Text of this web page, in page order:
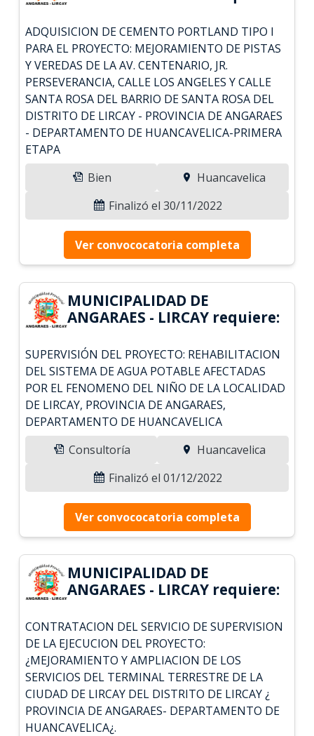
ADQUISICION DE CEMENTO PORTLAND TIPO I
PARA EL PROYECTO: MEJORAMIENTO DE PISTAS
Y VEREDAS DE LA AV. CENTENARIO, JR.
PERSEVERANCIA, CALLE LOS ANGELES Y CALLE
SANTA ROSA DEL BARRIO DE SANTA ROSA DEL
DISTRITO DE LIRCAY - PROVINCIA DE ANGARAES
- DEPARTAMENTO DE HUANCAVELICA-PRIMERA
ETAPA
Bien
Huancavelica
Finalizó el 30/11/2022
Ver convococatoria completa
MUNICIPALIDAD DE
ANGARAES - LIRCAY requiere:
SUPERVISIÓN DEL PROYECTO: REHABILITACION
DEL SISTEMA DE AGUA POTABLE AFECTADAS
POR EL FENOMENO DEL NIÑO DE LA LOCALIDAD
DE LIRCAY, PROVINCIA DE ANGARAES,
DEPARTAMENTO DE HUANCAVELICA
Consultoría
Huancavelica
Finalizó el 01/12/2022
Ver convococatoria completa
MUNICIPALIDAD DE
ANGARAES - LIRCAY requiere:
CONTRATACION DEL SERVICIO DE SUPERVISION
DE LA EJECUCION DEL PROYECTO:
¿MEJORAMIENTO Y AMPLIACION DE LOS
SERVICIOS DEL TERMINAL TERRESTRE DE LA
CIUDAD DE LIRCAY DEL DISTRITO DE LIRCAY ¿
PROVINCIA DE ANGARAES- DEPARTAMENTO DE
HUANCAVELICA¿.